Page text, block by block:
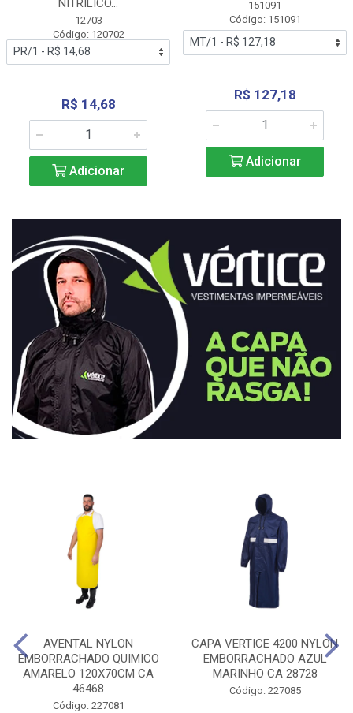
NITRÍLICO...
12703
Código: 120702
R$ 14,68
Adicionar
151091
Código: 151091
R$ 127,18
Adicionar
AVENTAL NYLON
EMBORRACHADO QUIMICO
AMARELO 120X70CM CA
46468
Código: 227081
CAPA VERTICE 4200 NYLON
EMBORRACHADO AZUL
MARINHO CA 28728
Código: 227085